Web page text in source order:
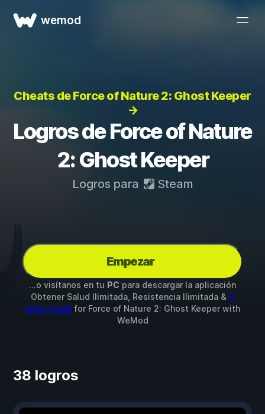
wemod
Cheats de Force of Nature 2: Ghost Keeper
→
Logros de Force of Nature
2: Ghost Keeper
Logros para Steam
Empezar
...o visítanos en tu PC para descargar la aplicación
Obtener Salud Ilimitada, Resistencia Ilimitada & 3
otros mods for Force of Nature 2: Ghost Keeper with
WeMod
38 logros